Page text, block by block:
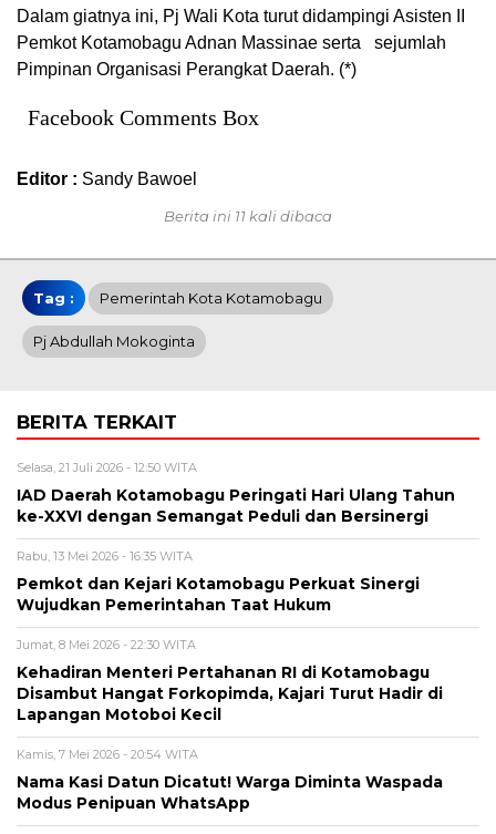
Dalam giatnya ini, Pj Wali Kota turut didampingi Asisten II
Pemkot Kotamobagu Adnan Massinae serta sejumlah
Pimpinan Organisasi Perangkat Daerah. (*)
Facebook Comments Box
Editor : Sandy Bawoel
Berita ini 11 kali dibaca
Tag : Pemerintah Kota Kotamobagu
Pj Abdullah Mokoginta
BERITA TERKAIT
Selasa, 21 Juli 2026 - 12:50 WITA
IAD Daerah Kotamobagu Peringati Hari Ulang Tahun
ke-XXVI dengan Semangat Peduli dan Bersinergi
Rabu, 13 Mei 2026 - 16:35 WITA
Pemkot dan Kejari Kotamobagu Perkuat Sinergi
Wujudkan Pemerintahan Taat Hukum
Jumat, 8 Mei 2026 - 22:30 WITA
Kehadiran Menteri Pertahanan RI di Kotamobagu
Disambut Hangat Forkopimda, Kajari Turut Hadir di
Lapangan Motoboi Kecil
Kamis, 7 Mei 2026 - 20:54 WITA
Nama Kasi Datun Dicatut! Warga Diminta Waspada
Modus Penipuan WhatsApp